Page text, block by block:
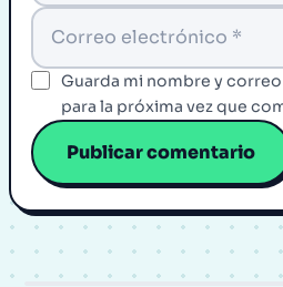
Guarda mi nombre y
para la próxima vez que